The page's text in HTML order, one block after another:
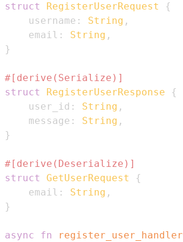
struct
RegisterUserRequest
{
    username
: String ,
    email
: String ,
}
#[derive(Serialize)]
struct
RegisterUserResponse
{
    user_id
: String ,
    message
: String ,
}
#[derive(Deserialize)]
struct
GetUserRequest
{
    email
: String ,
}
async fn register_user_handler